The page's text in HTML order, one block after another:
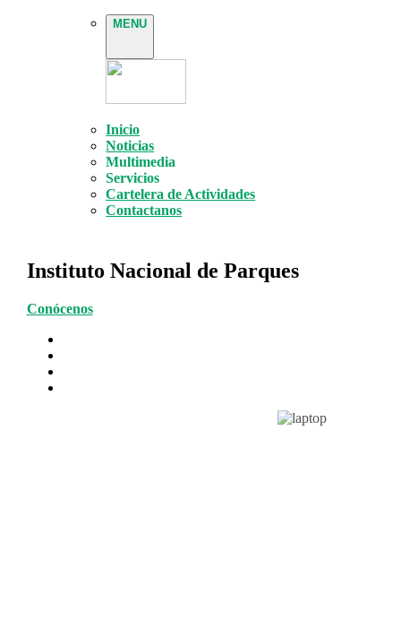
MENU
Inicio
Noticias
Multimedia
Servicios
Cartelera de Actividades
Contactanos
Instituto Nacional de Parques
Conócenos